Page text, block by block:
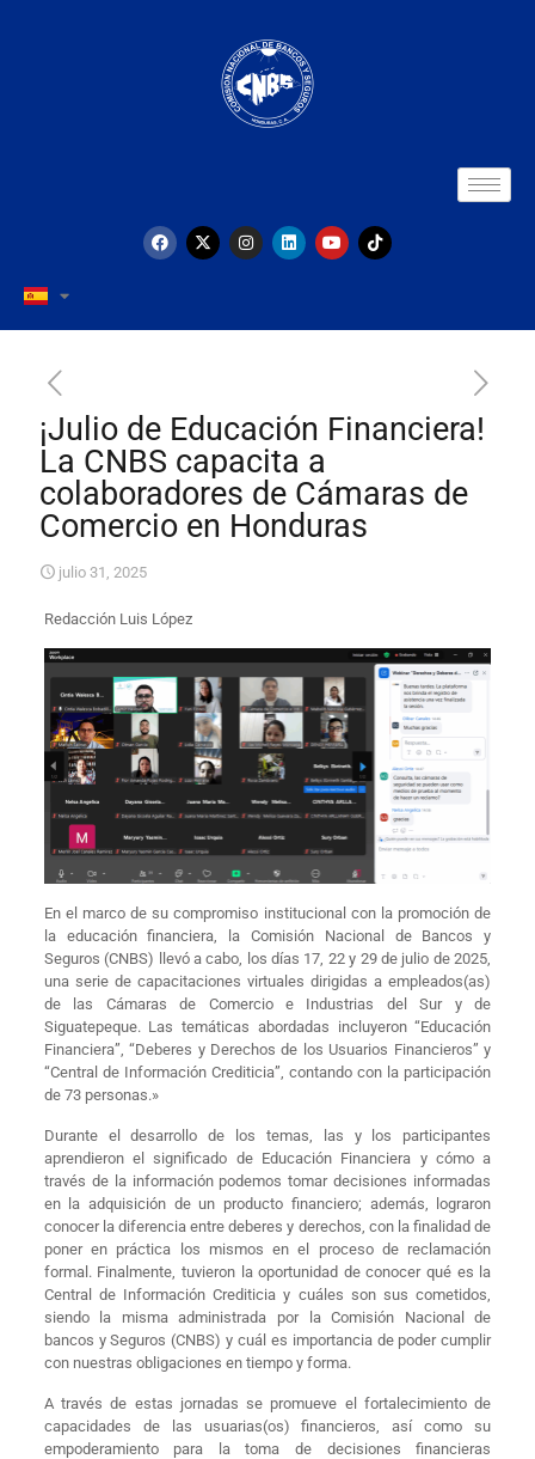
¡Julio de Educación Financiera!
La CNBS capacita a
colaboradores de Cámaras de
Comercio en Honduras
julio 31, 2025
​Redacción Luis López ​
En el marco de su compromiso institucional con la promoción de
la educación financiera, la Comisión Nacional de Bancos y
Seguros (CNBS) llevó a cabo, los días 17, 22 y 29 de julio de 2025,
una serie de capacitaciones virtuales dirigidas a empleados(as)
de las Cámaras de Comercio e Industrias del Sur y de
Siguatepeque. Las temáticas abordadas incluyeron “Educación
Financiera”, “Deberes y Derechos de los Usuarios Financieros” y
“Central de Información Crediticia”, contando con la participación
de 73 personas.»
Durante el desarrollo de los temas, las y los participantes
aprendieron el significado de Educación Financiera y cómo a
través de la información podemos tomar decisiones informadas
en la adquisición de un producto financiero; además, lograron
conocer la diferencia entre deberes y derechos, con la finalidad de
poner en práctica los mismos en el proceso de reclamación
formal. Finalmente, tuvieron la oportunidad de conocer qué es la
Central de Información Crediticia y cuáles son sus cometidos,
siendo la misma administrada por la Comisión Nacional de
bancos y Seguros (CNBS) y cuál es importancia de poder cumplir
con nuestras obligaciones en tiempo y forma.
A través de estas jornadas se promueve el fortalecimiento de
capacidades de las usuarias(os) financieros, así como su
empoderamiento para la toma de decisiones financieras